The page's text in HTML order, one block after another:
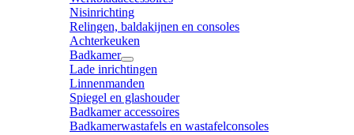
Nisinrichting
Relingen, baldakijnen en consoles
Achterkeuken
Badkamer
Lade inrichtingen
Linnenmanden
Spiegel en glashouder
Badkamer accessoires
Badkamerwastafels en wastafelconsoles